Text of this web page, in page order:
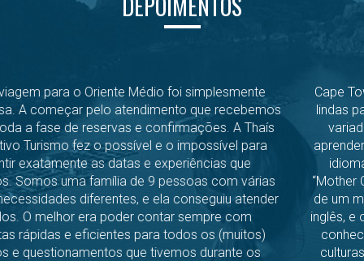
Cape Town é um destino imperdível para quem gosta de
lindas paisagens, praias, montanhas, passeios dos mais
variados tipos, esportes e também para quem quer
aprender ou aprimorar uma língua estrangeira, no caso o
idioma inglês. No meu caso, planejei a viagem para
“Mother City” para fazer um curso de inglês com duração
de um mês e meio com a finalidade de aprimorar o meu
inglês, e o fiz. Fiquei hospedado na escola onde estudei e
conheci muitas pessoas de vários outros países, com
culturas e costumes diferentes dos meus. Também fiz